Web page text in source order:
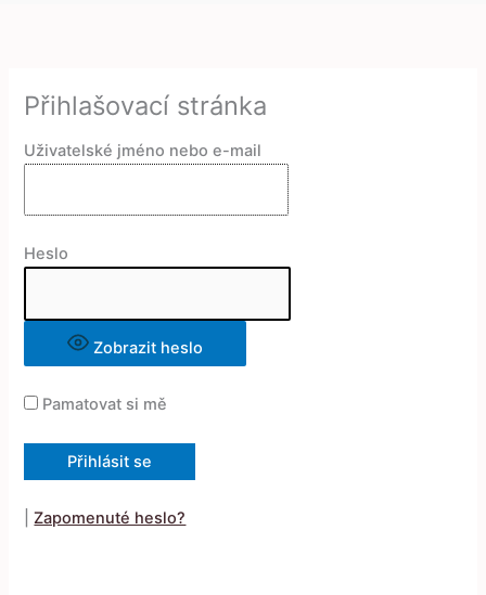
Přihlašovací stránka
Uživatelské jméno nebo e-mail
Heslo
Zobrazit heslo
Pamatovat si mě
|Zapomenuté heslo?